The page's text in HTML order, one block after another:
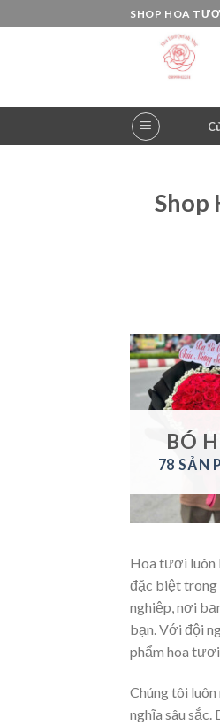
to
SHOP HOA
Shop
BÓ
78 SẢN
Hoa tươi luôn
đặc biệt trong
nghiệp, nơi
bạn. Với đội
phẩm hoa
Chúng tôi
nghĩa sâu